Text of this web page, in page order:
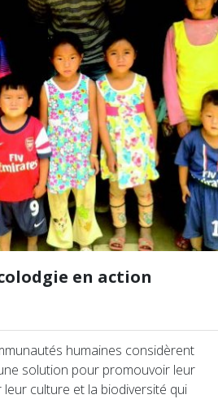
en action
humaines considèrent
solution pour promouvoir leur
culture et la biodiversité qui